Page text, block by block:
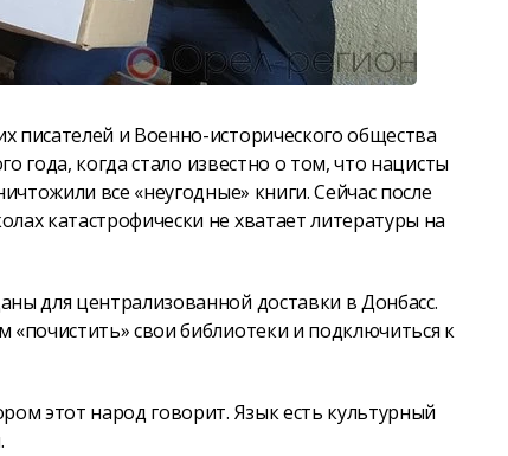
писателей и Военно-исторического общества
года, когда стало известно о том, что нацисты
все «неугодные» книги. Сейчас после
катастрофически не хватает литературы на
для централизованной доставки в Донбасс.
свои библиотеки и подключиться к
этот народ говорит. Язык есть культурный